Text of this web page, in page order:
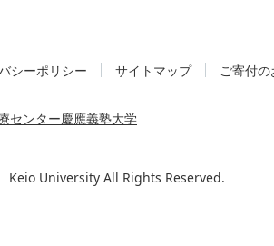
シーポリシー サイトマップ ご寄付
センター慶應義塾大学
Keio University All Rights Reserved.